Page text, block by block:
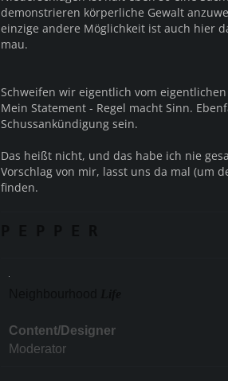
demonstrieren körperliche Gewalt
einzige andere Möglichkeit ist auch hier
mau.
Schweifen wir eigentlich vom eigentlichen
Mein Statement - Regel macht Sinn.
Schussankündigung sein.
Das heißt nicht, und das habe ich nie
Vorschlag von mir, lasst uns da mal (um
finden.
Content/Designer
Moderator